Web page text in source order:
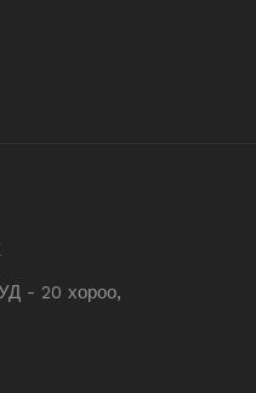
- 20 хороо,